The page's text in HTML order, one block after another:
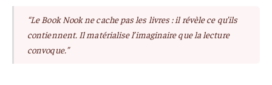
“Le Book Nook ne cache pas les livres : il révèle ce qu’ils
contiennent. Il matérialise l’imaginaire que la lecture
convoque.”